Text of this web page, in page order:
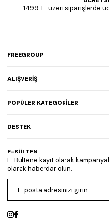
1499 TL üzeri siparişlerde
FREEGROUP
ALIŞVERİŞ
POPÜLER KATEGORİLER
DESTEK
E-BÜLTEN
E-Bültene kayıt olarak
olarak haberdar olun.